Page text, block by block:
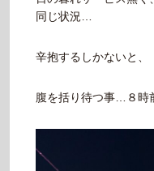
同じ状況…
辛抱するしかないと、
腹を括り待つ事…８時